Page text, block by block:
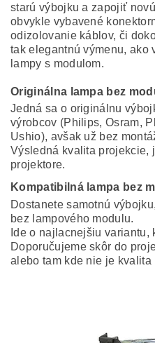
starú výbojku a zapojiť
obvykle vybavené
odizolovanie káblov, či
tak elegantnú výmenu, ako
lampy s modulom.
Originálna lampa bez
Jedná sa o originálnu
výrobcov (Philips, Osram,
Ushio), avšak už bez
Výsledná kvalita projekcie,
projektore.
Kompatibilná lampa bez
Dostanete samotnú
bez lampového modulu.
Ide o najlacnejšiu variantu,
Doporučujeme skôr do
alebo tam kde nie je